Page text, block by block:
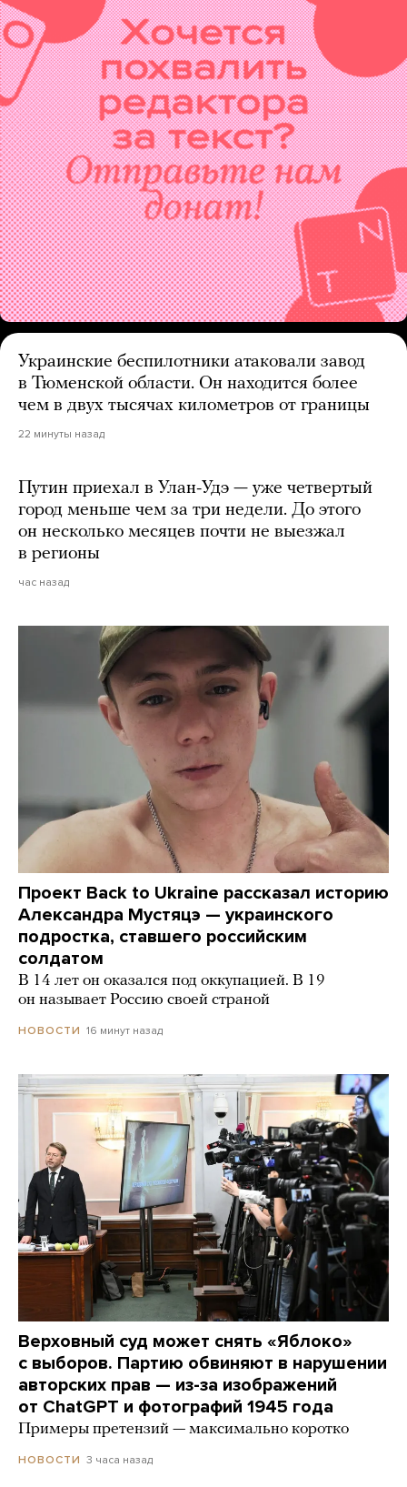
Украинские беспилотники атаковали завод
в Тюменской области. Он находится более
чем в двух тысячах километров от границы
22 минуты назад
Путин приехал в Улан-Удэ — уже четвертый
город меньше чем за три недели. До этого
он несколько месяцев почти не выезжал
в регионы
час назад
Проект Back to Ukraine рассказал историю
Александра Мустяцэ — украинского
подростка, ставшего российским
солдатом
В 14 лет он оказался под оккупацией. В 19
он называет Россию своей страной
НОВОСТИ 16 минут назад
Верховный суд может снять «Яблоко»
с выборов. Партию обвиняют в нарушении
авторских прав — из-за изображений
от ChatGPT и фотографий 1945 года
Примеры претензий — максимально коротко
НОВОСТИ 3 часа назад